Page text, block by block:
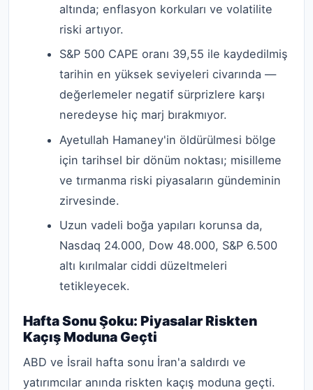
altında; enflasyon korkuları ve volatilite
riski artıyor.
S&P 500 CAPE oranı 39,55 ile kaydedilmiş
tarihin en yüksek seviyeleri civarında —
değerlemeler negatif sürprizlere karşı
neredeyse hiç marj bırakmıyor.
Ayetullah Hamaney'in öldürülmesi bölge
için tarihsel bir dönüm noktası; misilleme
ve tırmanma riski piyasaların gündeminin
zirvesinde.
Uzun vadeli boğa yapıları korunsa da,
Nasdaq 24.000, Dow 48.000, S&P 6.500
altı kırılmalar ciddi düzeltmeleri
tetikleyecek.
Hafta Sonu Şoku: Piyasalar Riskten
Kaçış Moduna Geçti
ABD ve İsrail hafta sonu İran'a saldırdı ve
yatırımcılar anında riskten kaçış moduna geçti.